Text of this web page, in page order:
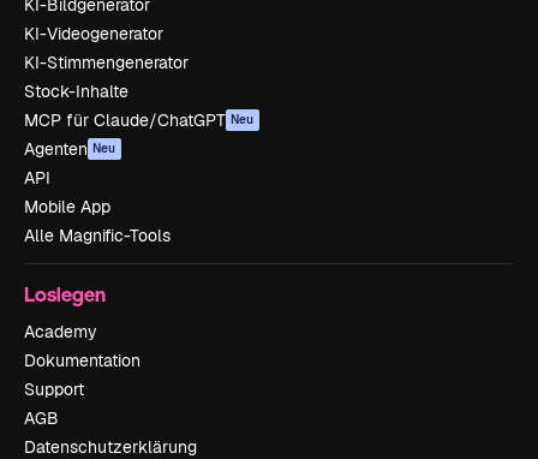
KI-Bildgenerator
KI-Videogenerator
KI-Stimmengenerator
Stock-Inhalte
MCP für Claude/ChatGPT Neu
Agenten Neu
API
Mobile App
Alle Magnific-Tools
Loslegen
Academy
Dokumentation
Support
AGB
Datenschutzerklärung